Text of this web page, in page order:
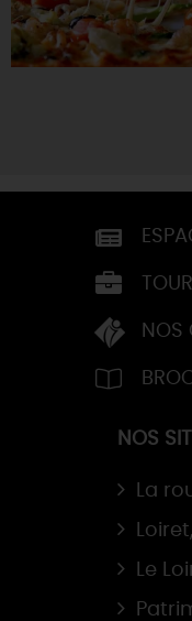
NOS
NOS
La
Le